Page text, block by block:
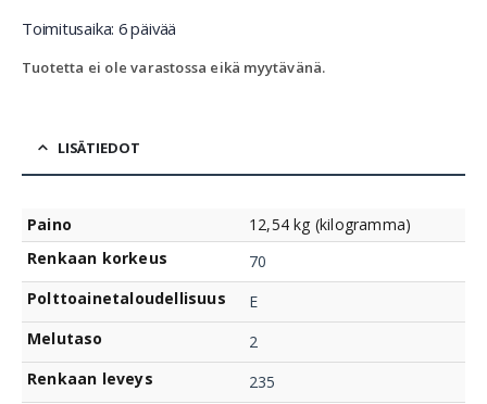
Toimitusaika: 6 päivää
Tuotetta ei ole varastossa eikä myytävänä.
LISÄTIEDOT
Paino
12,54 kg (kilogramma)
Renkaan korkeus
70
Polttoainetaloudellisuus
E
Melutaso
2
Renkaan leveys
235